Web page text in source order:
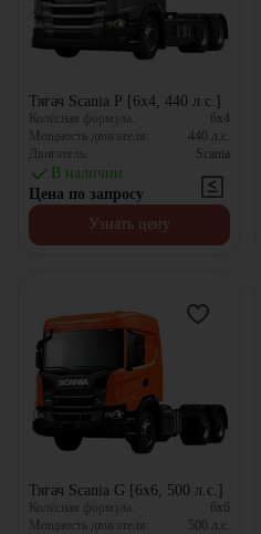
Тягач Scania P [6x4, 440 л.с.]
Колёсная формула:
6x4
Мощность двигателя:
440 л.с.
Двигатель:
Scania
В наличии
Цена по запросу
Узнать цену
Тягач Scania G [6x6, 500 л.с.]
Колёсная формула:
6x6
Мощность двигателя:
500 л.с.